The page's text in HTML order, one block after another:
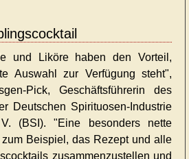
und Liköre haben den Vorteil,
Auswahl zur Verfügung steht",
Pick, Geschäftsführerin des
Deutschen Spirituosen-Industrie
(BSI). "Eine besonders nette
Beispiel, das Rezept und alle
zusammenzustellen und